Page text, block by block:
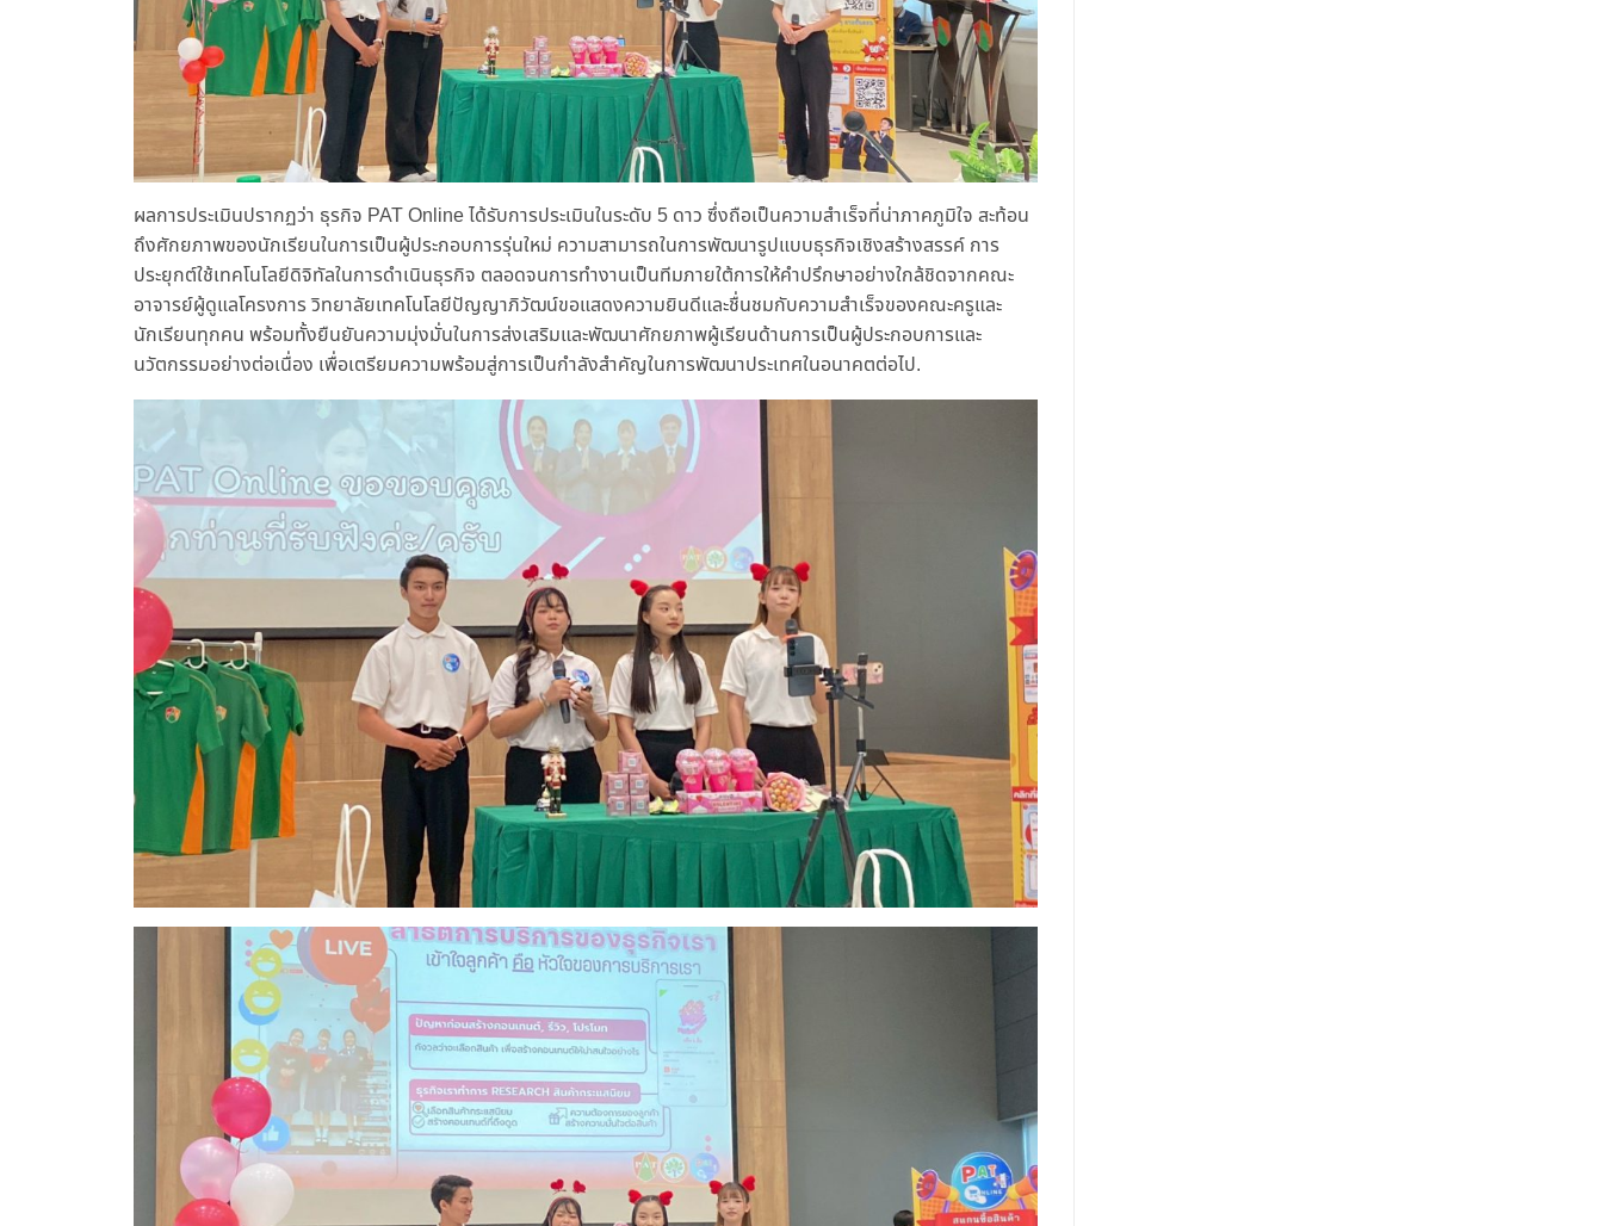
ผลการประเมินปรากฏว่า ธุรกิจ PAT Online ได้รับการประเมินในระดับ 5 ดาว ซึ่งถือเป็นความสำเร็จที่น่าภาคภูมิใจ สะท้อน
ถึงศักยภาพของนักเรียนในการเป็นผู้ประกอบการรุ่นใหม่ ความสามารถในการพัฒนารูปแบบธุรกิจเชิงสร้างสรรค์ การ
ประยุกต์ใช้เทคโนโลยีดิจิทัลในการดำเนินธุรกิจ ตลอดจนการทำงานเป็นทีมภายใต้การให้คำปรึกษาอย่างใกล้ชิดจากคณะ
อาจารย์ผู้ดูแลโครงการ วิทยาลัยเทคโนโลยีปัญญาภิวัฒน์ขอแสดงความยินดีและชื่นชมกับความสำเร็จของคณะครูและ
นักเรียนทุกคน พร้อมทั้งยืนยันความมุ่งมั่นในการส่งเสริมและพัฒนาศักยภาพผู้เรียนด้านการเป็นผู้ประกอบการและ
นวัตกรรมอย่างต่อเนื่อง เพื่อเตรียมความพร้อมสู่การเป็นกำลังสำคัญในการพัฒนาประเทศในอนาคตต่อไป.